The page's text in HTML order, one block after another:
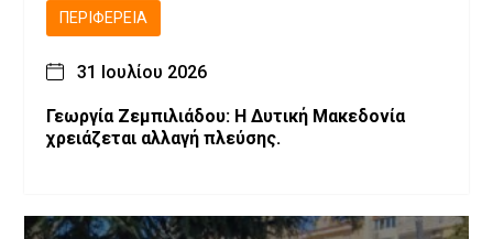
ΠΕΡΙΦΈΡΕΙΑ
31 Ιουλίου 2026
Γεωργία Ζεμπιλιάδου: Η Δυτική Μακεδονία
χρειάζεται αλλαγή πλεύσης.